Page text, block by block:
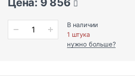
Цена: 9 856
В наличии
1 штука
нужно больше?